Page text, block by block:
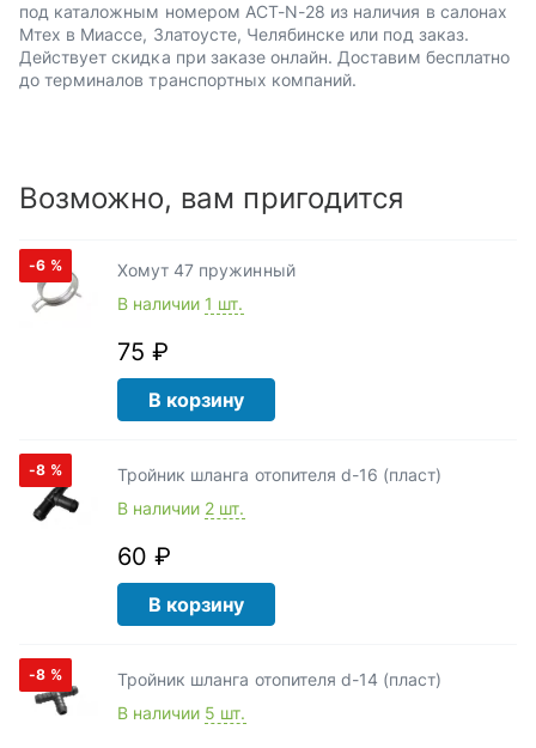
под каталожным номером ACT-N-28 из наличия в салонах
Мтех в Миассе, Златоусте, Челябинске или под заказ.
Действует скидка при заказе онлайн. Доставим бесплатно
до терминалов транспортных компаний.
Возможно, вам пригодится
-6 %
Хомут 47 пружинный
В наличии 1 шт.
75 ₽
В корзину
-8 %
Тройник шланга отопителя d-16 (пласт)
В наличии 2 шт.
60 ₽
В корзину
-8 %
Тройник шланга отопителя d-14 (пласт)
В наличии 5 шт.